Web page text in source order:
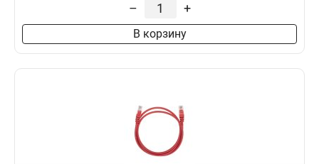
– +
В корзину